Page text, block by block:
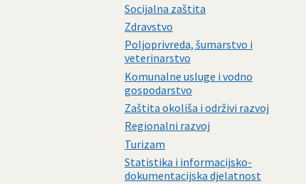
Socijalna zaštita
Zdravstvo
Poljoprivreda, šumarstvo i
veterinarstvo
Komunalne usluge i vodno
gospodarstvo
Zaštita okoliša i održivi razvoj
Regionalni razvoj
Turizam
Statistika i informacijsko-
dokumentacijska djelatnost